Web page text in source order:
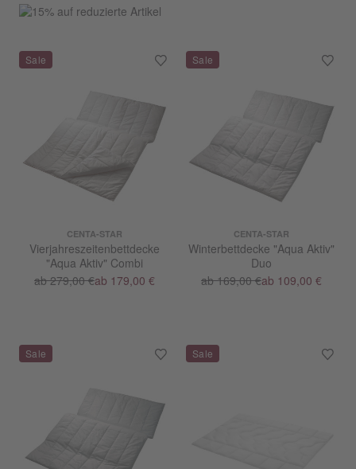
CENTA-STAR
Vierjahreszeitenbettdecke
"Aqua Aktiv" Combi
ab 279,00 €ab 179,00 €
CENTA-STAR
Winterbettdecke "Aqua Aktiv"
Duo
ab 169,00 €ab 109,00 €